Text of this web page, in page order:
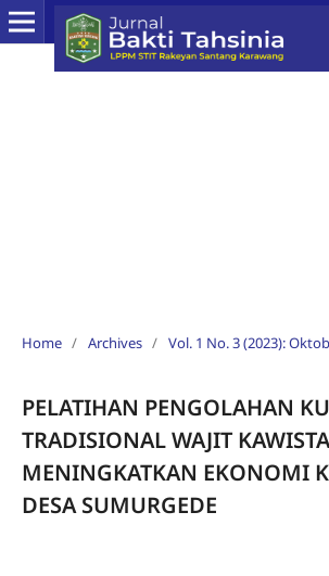
Home / Archives / Vol. 1 No. 3 (2023):
PELATIHAN PENGOLAHAN
TRADISIONAL WAJIT
MENINGKATKAN EKONOMI
DESA SUMURGEDE